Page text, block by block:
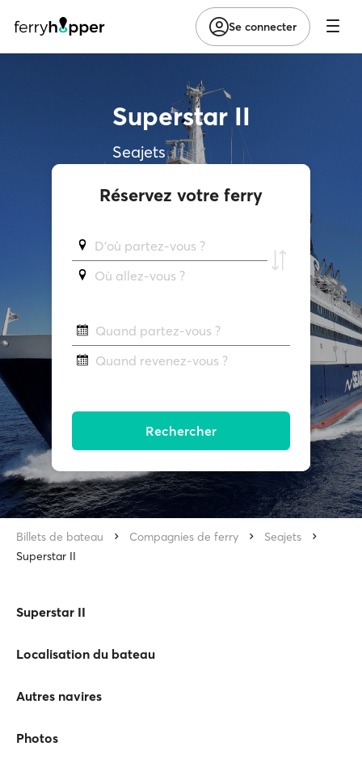
Se connecter
Superstar II
Seajets
Réservez votre ferry
D'où partez-vous ?
Où allez-vous ?
Quand partez-vous ?
Quand revenez-vous ?
Rechercher
Billets de bateau Compagnies de ferry
Seajets
Superstar II
Superstar II
Localisation du bateau
Autres navires
Photos